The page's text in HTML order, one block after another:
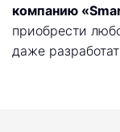
компанию
приобрести
даже